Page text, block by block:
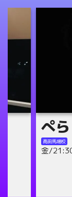
さり
高田馬場校
日/